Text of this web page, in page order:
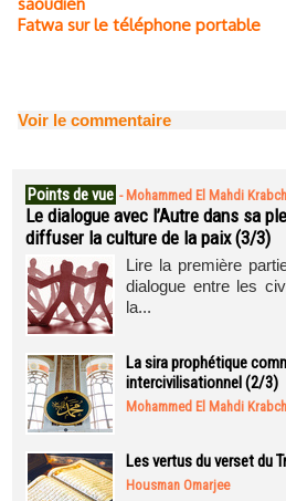
Fatwa sur le téléphone portable
Voir le commentaire
Points de vue - Mohammed El Mahdi Krabch
Le dialogue avec l’Autre dans sa
diffuser la culture de la paix (3/3)
Lire la première
dialogue entre les
la...
La sira prophétique
intercivilisationnel (2/3)
Mohammed El Mahdi Krabch
Les vertus du verset du
Housman Omarjee